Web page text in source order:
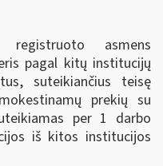
asmens
pagal kitų institucijų
suteikiančius teisę
prekių su
per 1 darbo
iš kitos institucijos